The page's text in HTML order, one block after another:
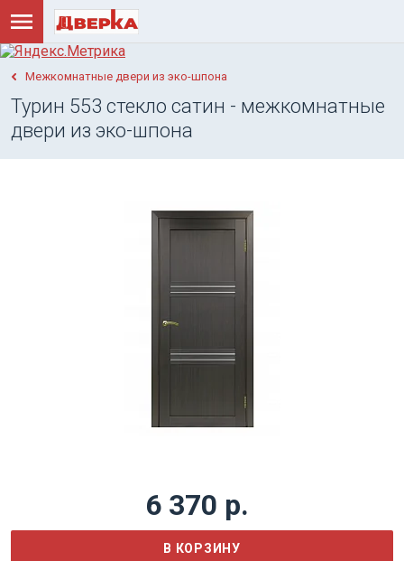
Межкомнатные двери из эко-шпона
Турин 553 стекло сатин - межкомнатные
двери из эко-шпона
6 370 р.
В КОРЗИНУ